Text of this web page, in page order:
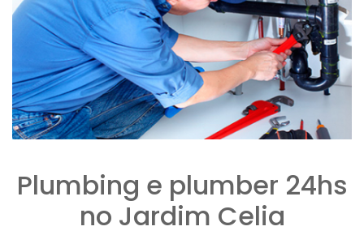
Plumbing e plumber 24hs
no Jardim Celia